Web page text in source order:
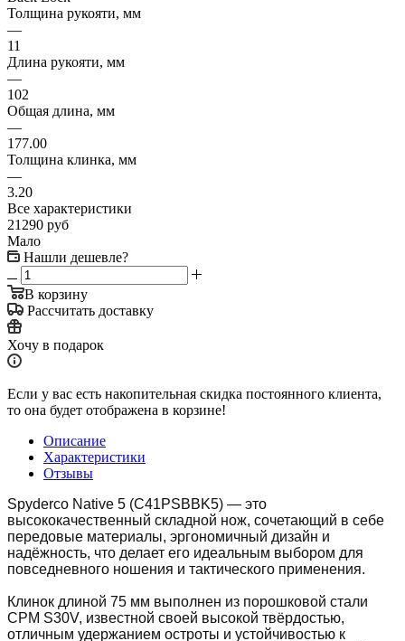
Толщина рукояти, мм
—
11
Длина рукояти, мм
—
102
Общая длина, мм
—
177.00
Толщина клинка, мм
—
3.20
Все характеристики
21290 руб
Мало
Нашли дешевле?
В корзину
Рассчитать доставку
Хочу в подарок
Если у вас есть накопительная скидка постоянного клиента,
то она будет отображена в корзине!
Описание
Характеристики
Отзывы
Spyderco Native 5 (C41PSBBK5) — это
высококачественный складной нож, сочетающий в себе
передовые материалы, эргономичный дизайн и
надёжность, что делает его идеальным выбором для
повседневного ношения и тактического применения.
Клинок длиной 75 мм выполнен из порошковой стали
CPM S30V, известной своей высокой твёрдостью,
отличным удержанием остроты и устойчивостью к